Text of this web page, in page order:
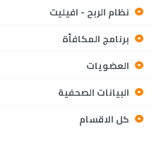
نظام الربح - افيليت
برنامج المكافأة
العضويات
البيانات الصحفية
كل الاقسام